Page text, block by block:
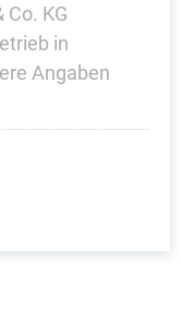
Co. KG
in
Angaben